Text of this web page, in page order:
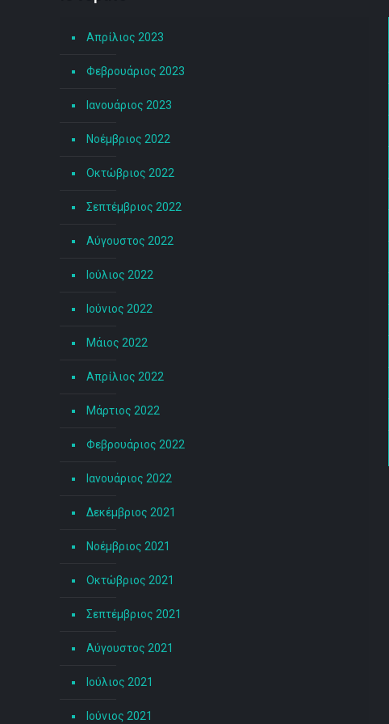
Απρίλιος 2023
Φεβρουάριος 2023
Ιανουάριος 2023
Νοέμβριος 2022
Οκτώβριος 2022
Σεπτέμβριος 2022
Αύγουστος 2022
Ιούλιος 2022
Ιούνιος 2022
Μάιος 2022
Απρίλιος 2022
Μάρτιος 2022
Φεβρουάριος 2022
Ιανουάριος 2022
Δεκέμβριος 2021
Νοέμβριος 2021
Οκτώβριος 2021
Σεπτέμβριος 2021
Αύγουστος 2021
Ιούλιος 2021
Ιούνιος 2021